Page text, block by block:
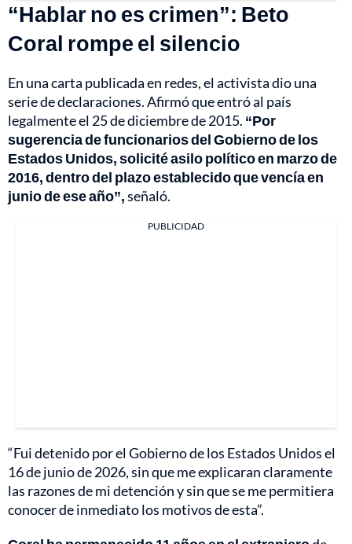
“Hablar no es crimen”: Beto
Coral rompe el silencio
En una carta publicada en redes, el activista dio una
serie de declaraciones. Afirmó que entró al país
legalmente el 25 de diciembre de 2015. “Por
sugerencia de funcionarios del Gobierno de los
Estados Unidos, solicité asilo político en marzo de
2016, dentro del plazo establecido que vencía en
junio de ese año”,señaló.
PUBLICIDAD
“Fui detenido por el Gobierno de los Estados Unidos el
16 de junio de 2026, sin que me explicaran claramente
las razones de mi detención y sin que se me permitiera
conocer de inmediato los motivos de esta”.